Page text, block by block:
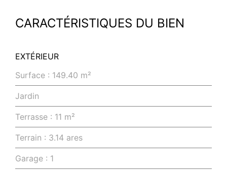
CARACTÉRISTIQUES DU BIEN
EXTÉRIEUR
Surface : 149.40 m²
Jardin
Terrasse : 11 m²
Terrain : 3.14 ares
Garage : 1